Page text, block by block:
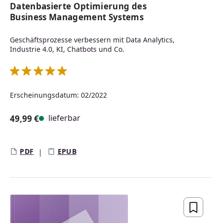
Datenbasierte Optimierung des
Business Management Systems
Geschäftsprozesse verbessern mit Data Analytics,
Industrie 4.0, KI, Chatbots und Co.
Erscheinungsdatum: 02/2022
49,99 € lieferbar
PDF EPUB